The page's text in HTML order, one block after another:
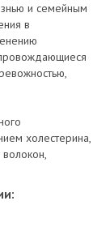
и семейным
в
холестерина,